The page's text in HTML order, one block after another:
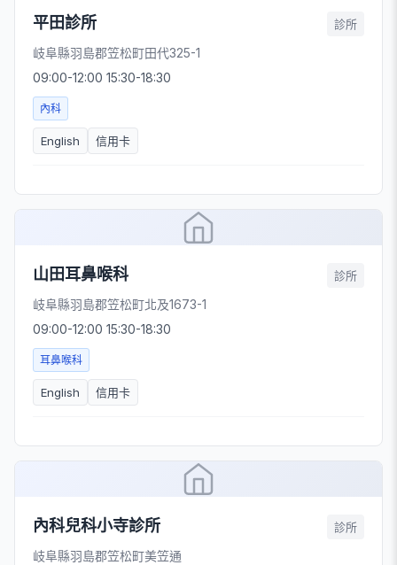
平田診所 診所
岐阜縣羽島郡笠松町田代325-1
09:00-12:00 15:30-18:30
內科
English 信用卡
山田耳鼻喉科 診所
岐阜縣羽島郡笠松町北及1673-1
09:00-12:00 15:30-18:30
耳鼻喉科
English 信用卡
內科兒科小寺診所 診所
岐阜縣羽島郡笠松町美笠通